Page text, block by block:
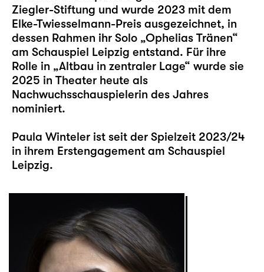
Ziegler-Stiftung und wurde 2023 mit dem
Elke-Twiesselmann-Preis ausgezeichnet, in
dessen Rahmen ihr Solo „Ophelias Tränen“
am Schauspiel Leipzig entstand. Für ihre
Rolle in „Altbau in zentraler Lage“ wurde sie
2025 in Theater heute als
Nachwuchsschauspielerin des Jahres
nominiert.
Paula Winteler ist seit der Spielzeit 2023/24
in ihrem Erstengagement am Schauspiel
Leipzig.